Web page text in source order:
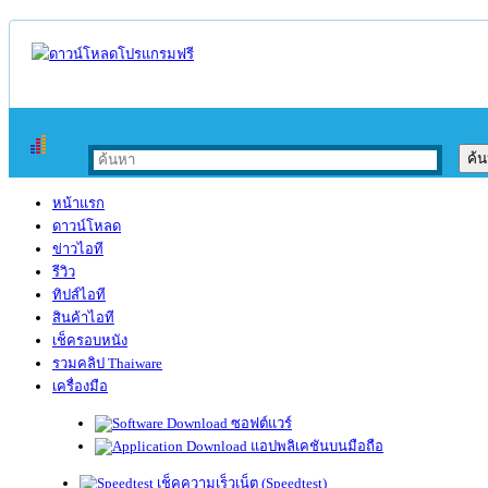
หน้าแรก
ดาวน์โหลด
ข่าวไอที
รีวิว
ทิปส์ไอที
สินค้าไอที
เช็ครอบหนัง
รวมคลิป Thaiware
เครื่องมือ
ซอฟต์แวร์
แอปพลิเคชันบนมือถือ
เช็คความเร็วเน็ต (Speedtest)